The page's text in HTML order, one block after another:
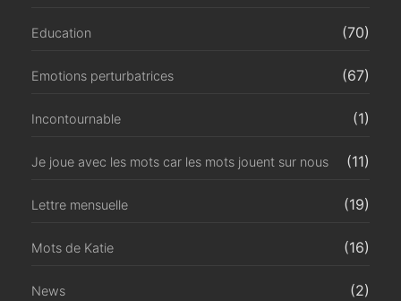
Education (70)
Emotions perturbatrices (67)
Incontournable (1)
Je joue avec les mots car les mots jouent sur nous (11)
Lettre mensuelle (19)
Mots de Katie (16)
News (2)